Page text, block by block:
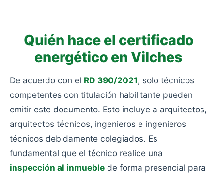
Quién hace el certificado
energético en Vilches
De acuerdo con el RD 390/2021, solo técnicos
competentes con titulación habilitante pueden
emitir este documento. Esto incluye a arquitectos,
arquitectos técnicos, ingenieros e ingenieros
técnicos debidamente colegiados. Es
fundamental que el técnico realice una
inspección al inmueble de forma presencial para